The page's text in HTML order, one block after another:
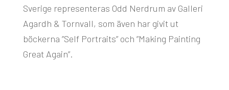
Sverige representeras Odd Nerdrum av Galleri
Agardh & Tornvall, som även har givit ut
böckerna ”Self Portraits” och ”Making Painting
Great Again”.